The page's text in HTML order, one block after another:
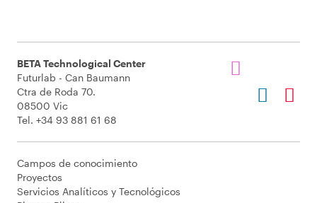
BETA Technological Center
Futurlab - Can Baumann
Ctra de Roda 70.
08500 Vic
Tel. +34 93 881 61 68
Campos de conocimiento
Proyectos
Servicios Analíticos y Tecnológicos